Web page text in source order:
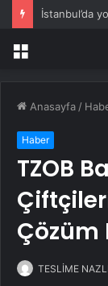
İstanbul’da
Menü
Anasayfa /
Haber
TZOB
Çözüm
TESLİME